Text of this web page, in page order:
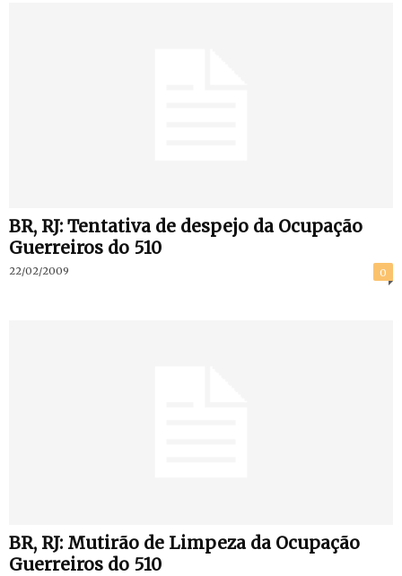
BR, RJ: Tentativa de despejo da Ocupação
Guerreiros do 510
22/02/2009 0
BR, RJ: Mutirão de Limpeza da Ocupação
Guerreiros do 510